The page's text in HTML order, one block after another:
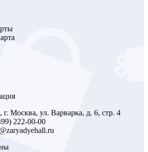
г. Москва, ул. Варварка, д. 6, стр. 4
222-00-00